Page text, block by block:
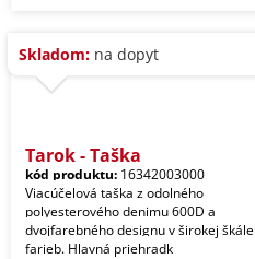
Skladom: na dopyt
Tarok - Taška
kód produktu: 16342003000
Viacúčelová taška z odolného
polyesterového denimu 600D a
dvojfarebného designu v širokej škále
farieb. Hlavná priehradk